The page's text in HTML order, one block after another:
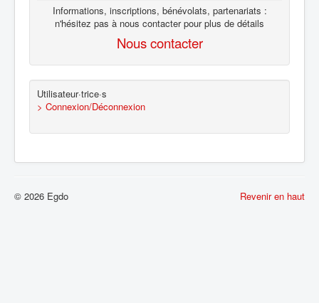
Informations, inscriptions, bénévolats, partenariats :
n'hésitez pas à nous contacter pour plus de détails
Nous contacter
Utilisateur·trice·s
> Connexion/Déconnexion
Revenir en haut
© 2026 Egdo